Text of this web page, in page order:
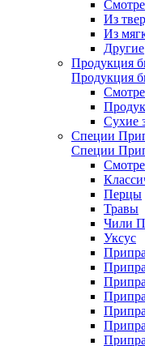
Из
Из
Другие
Продукция
Продукция
Сухие
Специи
Специи
Перцы
Травы
Чили
Уксус